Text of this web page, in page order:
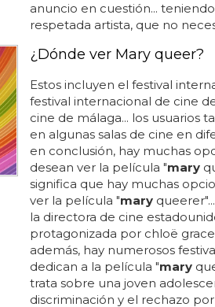
anuncio en cuestión...
respetada artista, que no
¿Dónde ver Mary queer?
Estos incluyen el festival
festival internacional de cine
cine de málaga... los usuarios
en algunas salas de cine en
en conclusión, hay muchas
desean ver la película "mary
significa que hay muchas
ver la película "mary
la directora de cine
protagonizada por chloë
además, hay numerosos
dedican a la película "mary
trata sobre una joven
discriminación y el rechazo